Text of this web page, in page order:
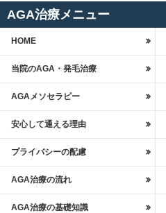
AGA治療メニュー
HOME
当院のAGA・発毛治療
AGAメソセラピー
安心して通える理由
プライバシーの配慮
AGA治療の流れ
AGA治療の基礎知識